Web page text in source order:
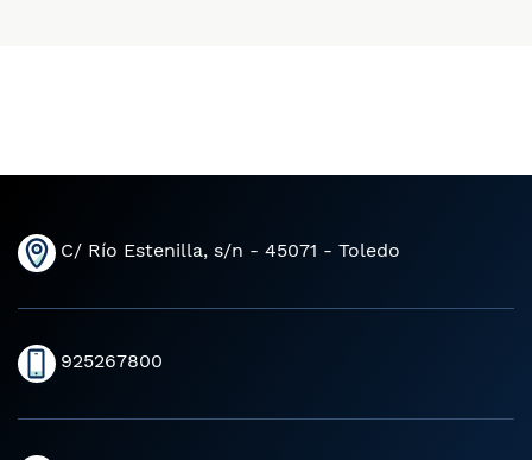
C/ Río Estenilla, s/n - 45071 - Toledo
925267800